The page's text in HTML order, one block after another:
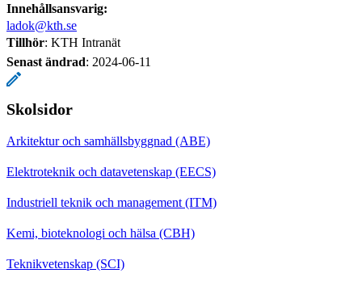
Innehållsansvarig:
ladok@kth.se
Tillhör: KTH Intranät
Senast ändrad: 2024-06-11
Skolsidor
Arkitektur och samhällsbyggnad (ABE)
Elektroteknik och datavetenskap (EECS)
Industriell teknik och management (ITM)
Kemi, bioteknologi och hälsa (CBH)
Teknikvetenskap (SCI)